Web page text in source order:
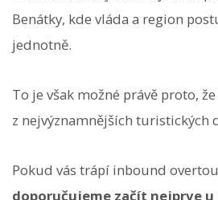
Benátky, kde vláda a region
jednotně.
To je však možné právě proto,
z nejvýznamnějších turistických
Pokud vás trápí inbound
doporučujeme začít nejprve